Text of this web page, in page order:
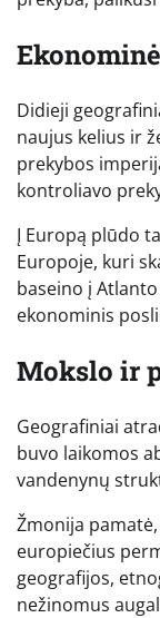
Didieji
naujus kelius ir
prekybos
kontroliavo
Į Europą plūdo
Europoje, kuri
baseino į
ekonominis
Mokslo ir
Geografiniai
buvo laikomos
vandenynų
Žmonija
europiečius
geografijos,
nežinomus